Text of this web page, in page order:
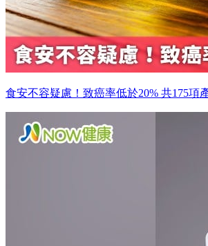
食安不容疑慮！致癌率低於20% 共175項